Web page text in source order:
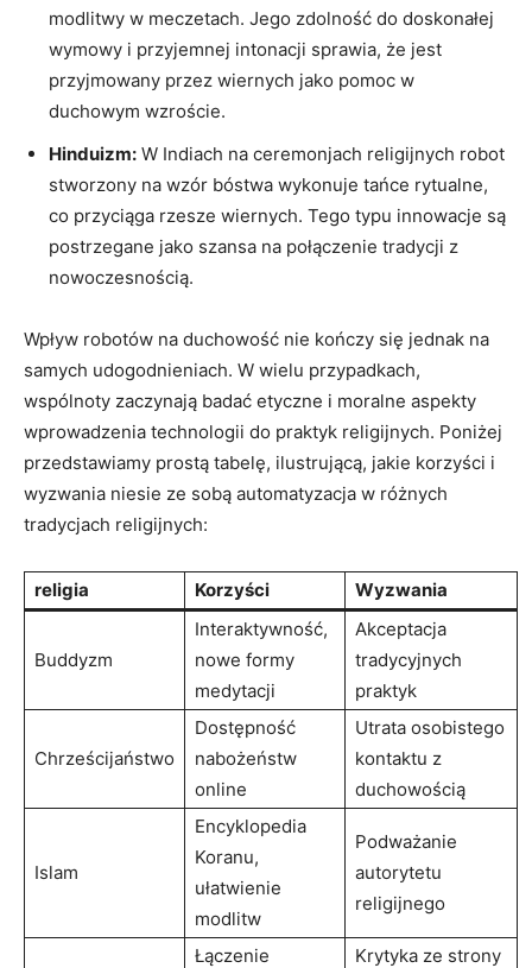
modlitwy w meczetach. Jego zdolność do doskonałej
wymowy i przyjemnej intonacji sprawia, że jest
przyjmowany przez wiernych jako pomoc w
duchowym wzroście.
Hinduizm: W Indiach na ceremonjach religijnych robot
stworzony na wzór bóstwa wykonuje tańce rytualne,
co przyciąga rzesze wiernych. Tego typu innowacje są
postrzegane jako szansa na połączenie tradycji z
nowoczesnością.
Wpływ robotów na duchowość nie kończy się jednak na
samych udogodnieniach. W wielu przypadkach,
wspólnoty zaczynają badać etyczne i moralne aspekty
wprowadzenia technologii do praktyk religijnych. Poniżej
przedstawiamy prostą tabelę, ilustrującą, jakie korzyści i
wyzwania niesie ze sobą automatyzacja w różnych
tradycjach religijnych:
religia Korzyści Wyzwania
Buddyzm
Interaktywność,
nowe formy
medytacji
Akceptacja
tradycyjnych
praktyk
Chrześcijaństwo
Dostępność
nabożeństw
online
Utrata osobistego
kontaktu z
duchowością
Islam
Encyklopedia
Koranu,
ułatwienie
modlitw
Podważanie
autorytetu
religijnego
Łączenie Krytyka ze strony